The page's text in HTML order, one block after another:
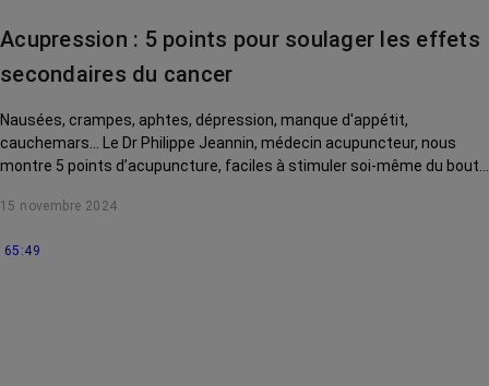
Acupression : 5 points pour soulager les effets
secondaires du cancer
Nausées, crampes, aphtes, dépression, manque d'appétit,
cauchemars... Le Dr Philippe Jeannin, médecin acupuncteur, nous
montre 5 points d’acupuncture, faciles à stimuler soi-même du bout
traitements.
15 novembre 2024
65:49